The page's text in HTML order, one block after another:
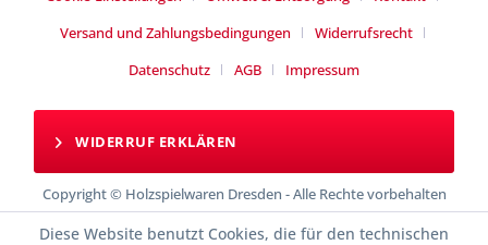
Versand und Zahlungsbedingungen
Widerrufsrecht
Datenschutz
AGB Impressum
WIDERRUF ERKLÄREN
Copyright © Holzspielwaren Dresden - Alle Rechte vorbehalten
Diese Website benutzt Cookies, die für den technischen